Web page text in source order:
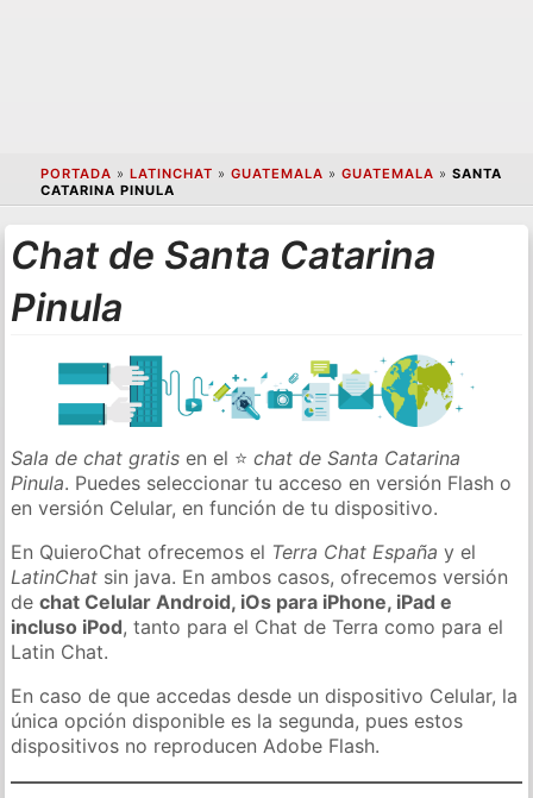
PORTADA » LATINCHAT » GUATEMALA » GUATEMALA » SANTA
CATARINA PINULA
Chat de Santa Catarina
Pinula
Sala de chat gratis en el ⭐chat de Santa Catarina
Pinula. Puedes seleccionar tu acceso en versión Flash o
en versión Celular, en función de tu dispositivo.
En QuieroChat ofrecemos el Terra Chat España y el
LatinChat sin java. En ambos casos, ofrecemos versión
dechat Celular Android, iOs para iPhone, iPad e
incluso iPod, tanto para el Chat de Terra como para el
Latin Chat.
En caso de que accedas desde un dispositivo Celular, la
única opción disponible es la segunda, pues estos
dispositivos no reproducen Adobe Flash.